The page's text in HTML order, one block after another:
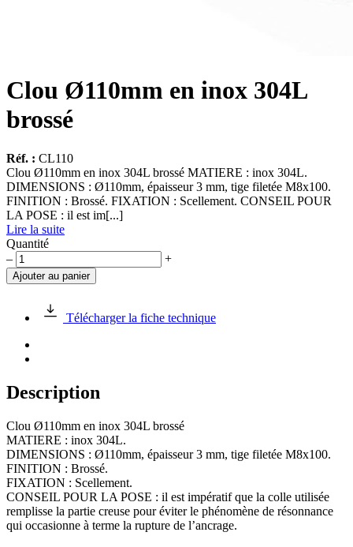
Clou Ø110mm en inox 304L
brossé
Réf. : CL110
Clou Ø110mm en inox 304L brossé MATIERE : inox 304L.
DIMENSIONS : Ø110mm, épaisseur 3 mm, tige filetée M8x100.
FINITION : Brossé. FIXATION : Scellement. CONSEIL POUR
LA POSE : il est im[...]
Lire la suite
Quantité
quantité
de
Clou
304L
brossé
– +
Ajouter au panier
Télécharger la fiche technique
Description
Clou Ø110mm en inox 304L brossé
MATIERE : inox 304L.
DIMENSIONS : Ø110mm, épaisseur 3 mm, tige filetée M8x100.
FINITION : Brossé.
FIXATION : Scellement.
CONSEIL POUR LA POSE : il est impératif que la colle utilisée
remplisse la partie creuse pour éviter le phénomène de résonnance
qui occasionne à terme la rupture de l’ancrage.